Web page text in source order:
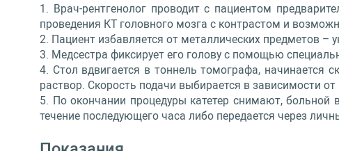
Врач-рентгенолог проводит с пациентом
проведения КТ головного мозга с контрастом и
Пациент избавляется от металлических предметов
Медсестра фиксирует его голову с помощью
Стол вдвигается в тоннель томографа, начинается
раствор. Скорость подачи выбирается в зависимости
По окончании процедуры катетер снимают, больной
течение последующего часа либо передается через